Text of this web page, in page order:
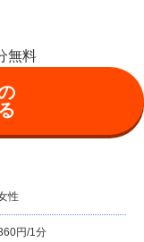
無料
性
円/1分